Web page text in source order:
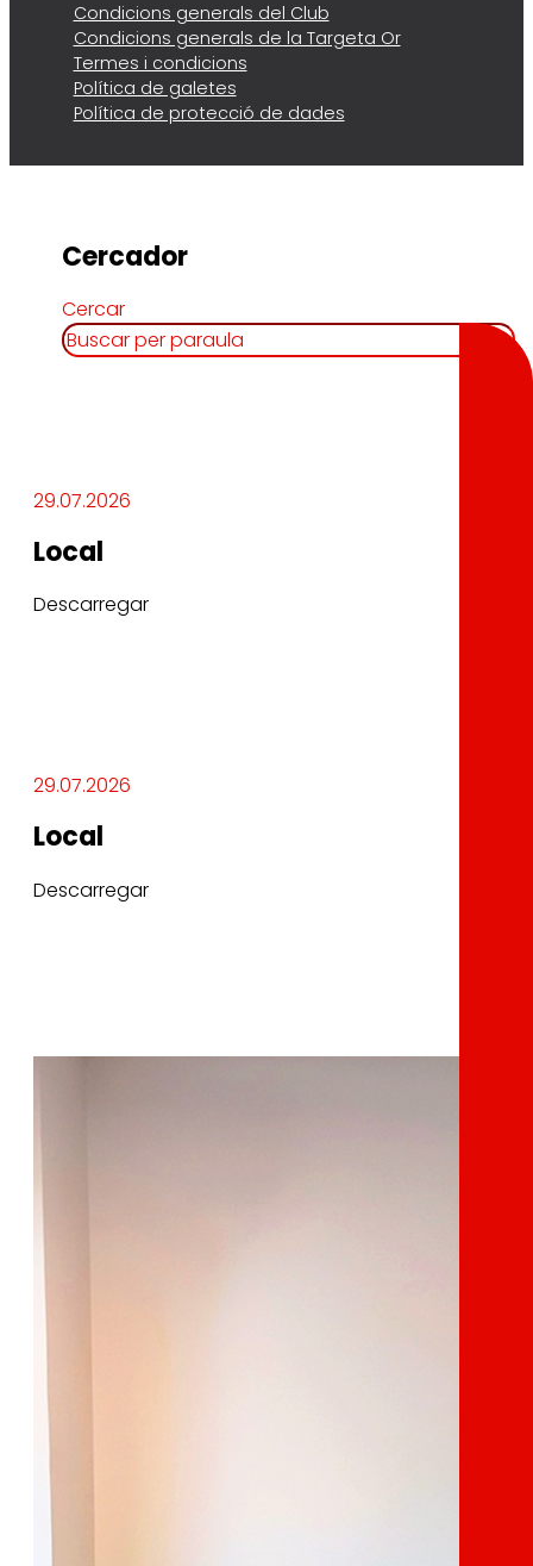
Condicions generals del Club
Condicions generals de la Targeta Or
Termes i condicions
Política de galetes
Política de protecció de dades
Cercador
Cercar
29.07.2026
Local
Descarregar
29.07.2026
Local
Descarregar